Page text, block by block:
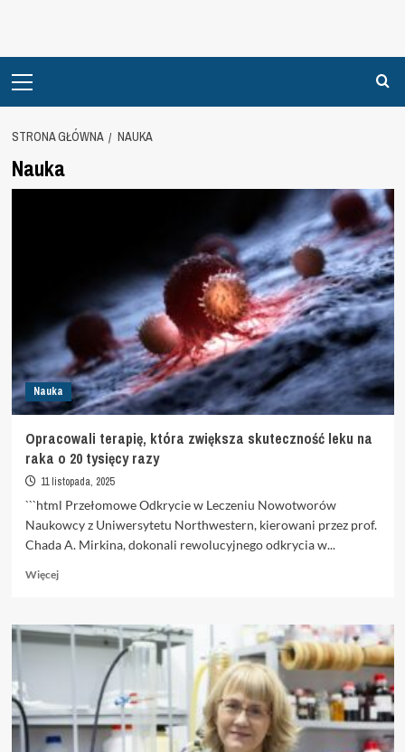
Menu
STRONA GŁÓWNA NAUKA
Nauka
Nauka
Opracowali terapię, która zwiększa skuteczność leku na
raka o 20 tysięcy razy
11 listopada, 2025
```html Przełomowe Odkrycie w Leczeniu Nowotworów
Naukowcy z Uniwersytetu Northwestern, kierowani przez prof.
Chada A. Mirkina, dokonali rewolucyjnego odkrycia w...
WięcejDowiedz
o
Opracowali
zwiększa
skuteczność
leku
na